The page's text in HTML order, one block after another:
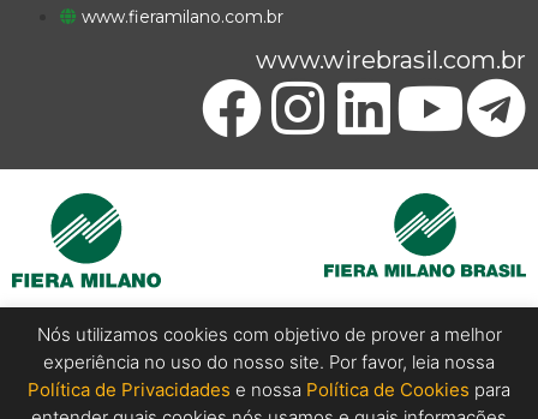
www.fieramilano.com.br
www.wirebrasil.com.br
Copyright @ 2024 Wire Brasil. All Rights Reserved.
Nós utilizamos cookies com objetivo de prover a melhor
experiência no uso do nosso site. Por favor, leia nossa
Política de Privacidades e nossa Política de Cookies para